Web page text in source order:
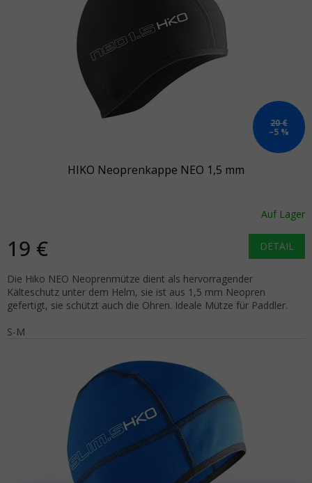
20 €
–5 %
HIKO Neoprenkappe NEO 1,5 mm
Auf Lager
19 € DETAIL
Die Hiko NEO Neoprenmütze dient als hervorragender
Kälteschutz unter dem Helm, sie ist aus 1,5 mm Neopren
gefertigt, sie schützt auch die Ohren. Ideale Mütze für Paddler.
S-M